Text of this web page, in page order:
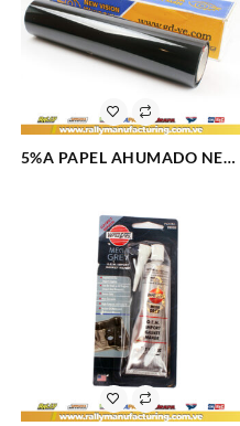
5%A PAPEL AHUMADO NEW